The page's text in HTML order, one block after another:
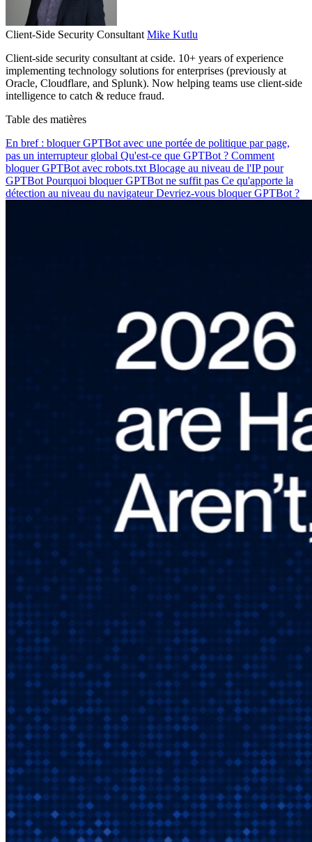
Client-Side Security Consultant Mike Kutlu
Client-side security consultant at cside. 10+ years of experience
implementing technology solutions for enterprises (previously at
Oracle, Cloudflare, and Splunk). Now helping teams use client-side
intelligence to catch & reduce fraud.
Table des matières
En bref : bloquer GPTBot avec une portée de politique par page,
pas un interrupteur global Qu'est-ce que GPTBot ? Comment
bloquer GPTBot avec robots.txt Blocage au niveau de l'IP pour
GPTBot Pourquoi bloquer GPTBot ne suffit pas Ce qu'apporte la
détection au niveau du navigateurDevriez-vous bloquer GPTBot ?